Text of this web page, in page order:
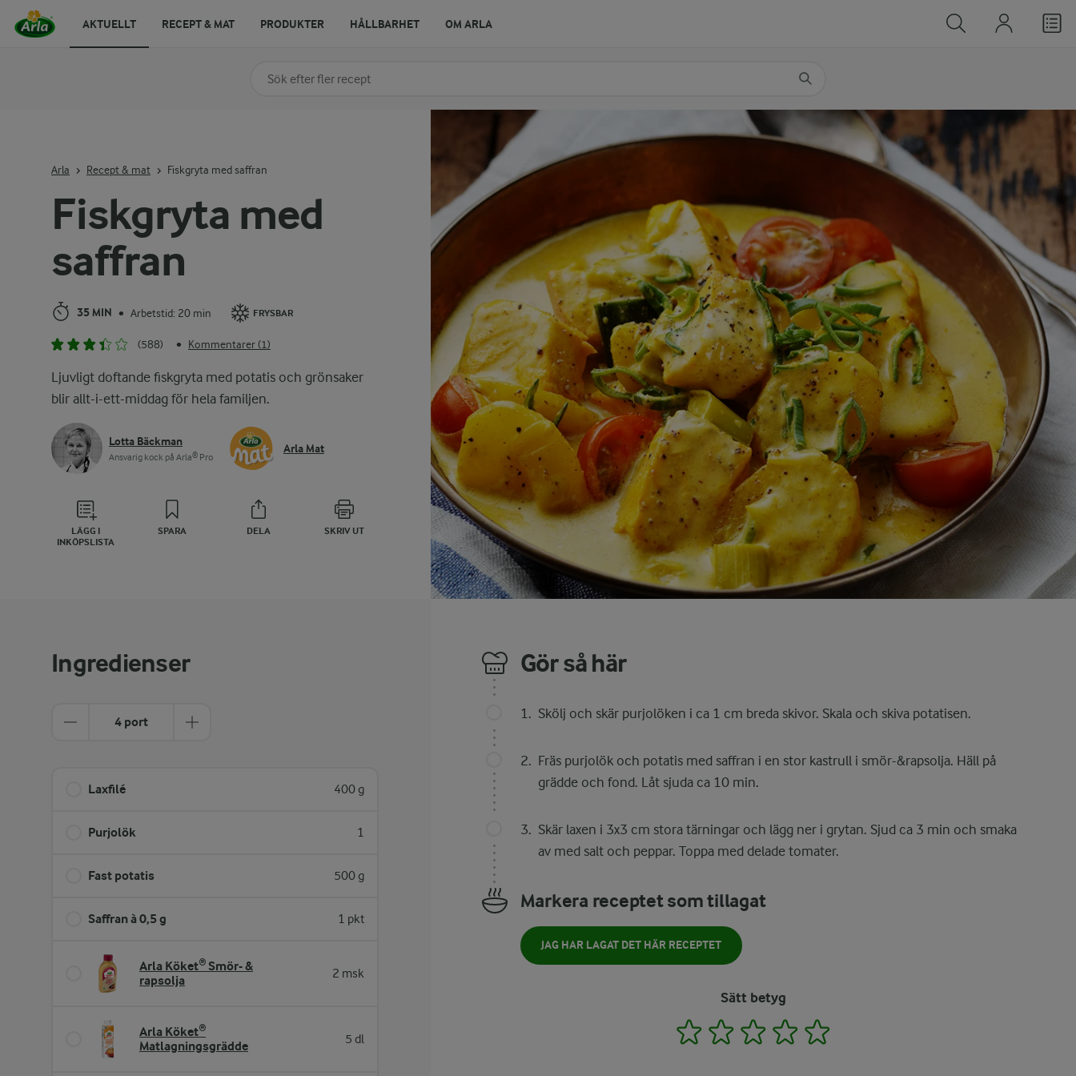
Fiskgryta med
saffran
35 MIN • Arbetstid: 20 min FRYSBAR
(588) • Kommentarer (1)
Ljuvligt doftande fiskgryta med potatis och grönsaker
blir allt-i-ett-middag för hela familjen.
Lotta Bäckman
Ansvarig kock på Arla® Pro
Arla Mat
LÄGG I
INKÖPSLISTA
SPARA DELA SKRIV UT
Arla Recept & mat Fiskgryta med saffran
Ingredienser
4 port
Laxfilé 400 g
Purjolök 1
Fast potatis 500 g
Saffran à 0,5 g 1 pkt
Arla Köket® Smör- &
rapsolja
2 msk
Arla Köket®
Matlagningsgrädde
5 dl
Gör så här
Skölj och skär purjolöken i ca 1 cm breda skivor. Skala och skiva potatisen.
Fräs purjolök och potatis med saffran i en stor kastrull i smör-&rapsolja. Häll på
grädde och fond. Låt sjuda ca 10 min.
Skär laxen i 3x3 cm stora tärningar och lägg ner i grytan. Sjud ca 3 min och smaka
av med salt och peppar. Toppa med delade tomater.
Markera receptet som tillagat
JAG HAR LAGAT DET HÄR RECEPTET
Sätt betyg
1 2 3 4
Sök på kategori eller ingrediens
AKTUELLT RECEPT & MAT PRODUKTER HÅLLBARHET OM ARLA